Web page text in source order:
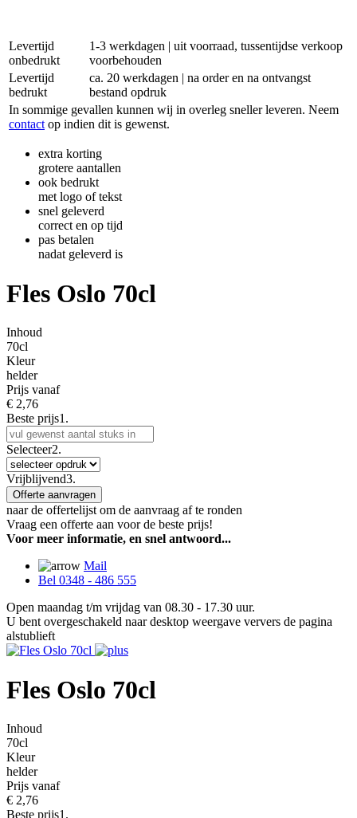
Levertijd
onbedrukt
1-3 werkdagen | uit voorraad, tussentijdse verkoop
voorbehouden
Levertijd
bedrukt
ca. 20 werkdagen | na order en na ontvangst
bestand opdruk
In sommige gevallen kunnen wij in overleg sneller leveren. Neem
contact op indien dit is gewenst.
extra korting
grotere aantallen
ook bedrukt
met logo of tekst
snel geleverd
correct en op tijd
pas betalen
nadat geleverd is
Fles Oslo 70cl
Inhoud
70cl
Kleur
helder
Prijs vanaf
€ 2,76
Beste prijs1.
Selecteer2.
Vrijblijvend3.
Offerte aanvragen
naar de offertelijst om de aanvraag af te ronden
Vraag een offerte aan voor de beste prijs!
Voor meer informatie, en snel antwoord...
Mail
Bel 0348 - 486 555
Open maandag t/m vrijdag van 08.30 - 17.30 uur.
U bent overgeschakeld naar desktop weergave ververs de pagina
alstublieft
Fles Oslo 70cl
Inhoud
70cl
Kleur
helder
Prijs vanaf
€ 2,76
Beste prijs1.